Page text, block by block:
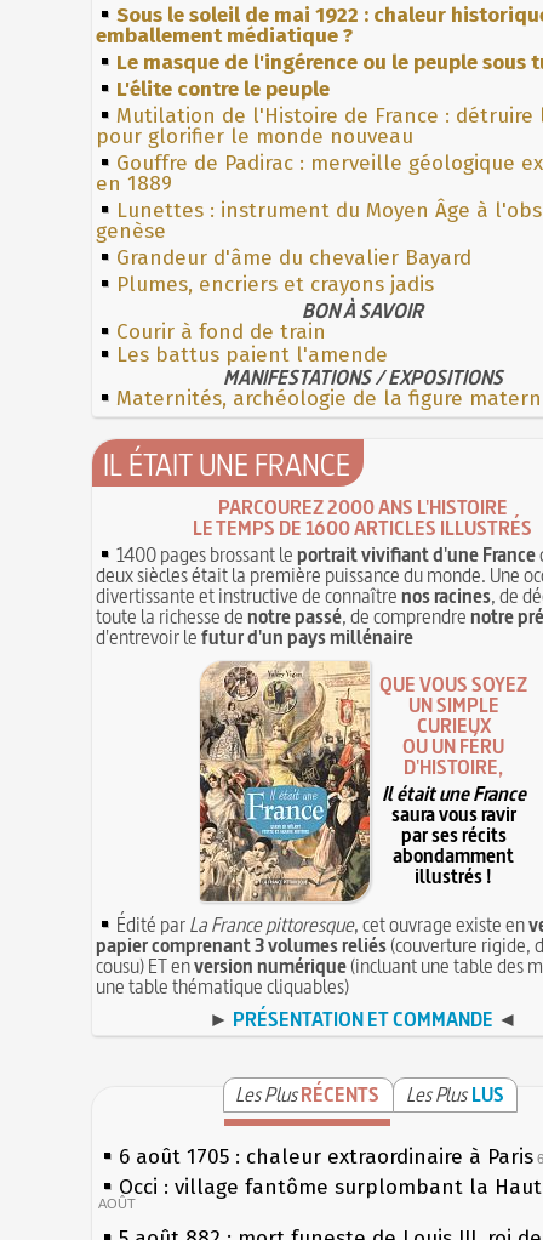
Sous le soleil de mai 1922 : chaleur
emballement médiatique ?
Le masque de l'ingérence ou le peuple sous
L'élite contre le peuple
Mutilation de l'Histoire de France : détruire
pour glorifier le monde nouveau
Gouffre de Padirac : merveille géologique
en 1889
Lunettes : instrument du Moyen Âge à
genèse
Grandeur d'âme du chevalier Bayard
Plumes, encriers et crayons jadis
BON À SAVOIR
Courir à fond de train
Les battus paient l'amende
MANIFESTATIONS / EXPOSITIONS
Maternités, archéologie de la figure
IL ÉTAIT UNE FRANCE
PARCOUREZ 2000 ANS L'HISTOIRE
LE TEMPS DE 1600 ARTICLES ILLUSTRÉS
1400 pages brossant leportrait vivifiant d'une France
deux siècles était la première puissance du monde. Une
divertissante et instructive de connaîtrenos racines, de
toute la richesse denotre passé, de comprendrenotre
d'entrevoir lefutur d'un pays millénaire
QUE VOUS SOYEZ
UN SIMPLE
CURIEUX
OU UN FÉRU
D'HISTOIRE,
Il était une France
saura vous ravir
par ses récits
abondamment
illustrés !
Édité parLa France pittoresque, cet ouvrage existe en
papier comprenant 3 volumes reliés(couverture rigide,
cousu) ET enversion numérique(incluant une table des
une table thématique cliquables)
► PRÉSENTATION ET COMMANDE ◄
Les PlusRÉCENTS Les Plus LUS
6 août 1705 : chaleur extraordinaire à Paris
Occi : village fantôme surplombant la
AOÛT